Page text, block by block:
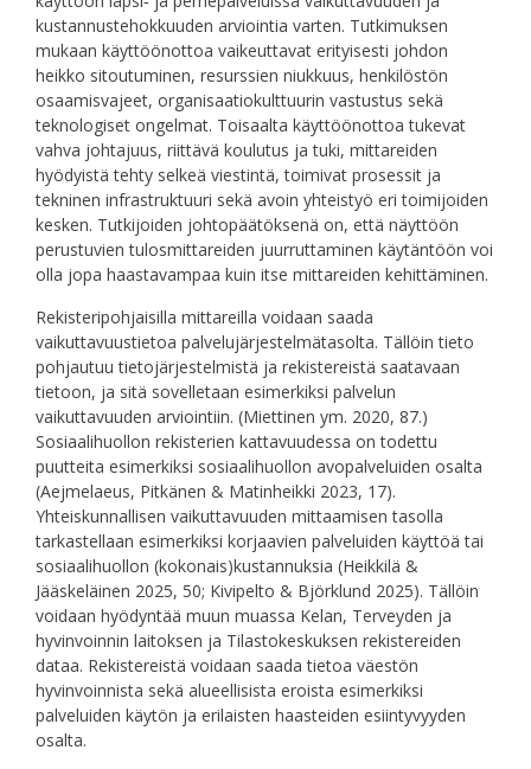
kustannustehokkuuden arviointia varten. Tutkimuksen
mukaan käyttöönottoa vaikeuttavat erityisesti johdon
heikko sitoutuminen, resurssien niukkuus, henkilöstön
osaamisvajeet, organisaatiokulttuurin vastustus sekä
teknologiset ongelmat. Toisaalta käyttöönottoa tukevat
vahva johtajuus, riittävä koulutus ja tuki, mittareiden
hyödyistä tehty selkeä viestintä, toimivat prosessit ja
tekninen infrastruktuuri sekä avoin yhteistyö eri toimijoiden
kesken. Tutkijoiden johtopäätöksenä on, että näyttöön
perustuvien tulosmittareiden juurruttaminen käytäntöön voi
olla jopa haastavampaa kuin itse mittareiden kehittäminen.
Rekisteripohjaisilla mittareilla voidaan saada
vaikuttavuustietoa palvelujärjestelmätasolta. Tällöin tieto
pohjautuu tietojärjestelmistä ja rekistereistä saatavaan
tietoon, ja sitä sovelletaan esimerkiksi palvelun
vaikuttavuuden arviointiin. (Miettinen ym. 2020, 87.)
Sosiaalihuollon rekisterien kattavuudessa on todettu
puutteita esimerkiksi sosiaalihuollon avopalveluiden osalta
(Aejmelaeus, Pitkänen & Matinheikki 2023, 17).
Yhteiskunnallisen vaikuttavuuden mittaamisen tasolla
tarkastellaan esimerkiksi korjaavien palveluiden käyttöä tai
sosiaalihuollon (kokonais)kustannuksia (Heikkilä &
Jääskeläinen 2025, 50; Kivipelto & Björklund 2025). Tällöin
voidaan hyödyntää muun muassa Kelan, Terveyden ja
hyvinvoinnin laitoksen ja Tilastokeskuksen rekistereiden
dataa. Rekistereistä voidaan saada tietoa väestön
hyvinvoinnista sekä alueellisista eroista esimerkiksi
palveluiden käytön ja erilaisten haasteiden esiintyvyyden
osalta.